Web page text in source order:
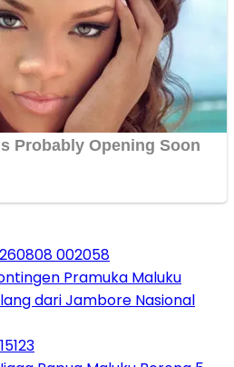
Pramuka Maluku
dari Jambore Nasional